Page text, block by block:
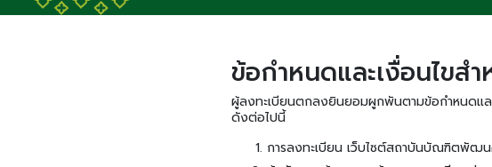
ข้อกําหนดและเงื่อนไขส
ผู้ลงทะเบียนตกลงยินยอมผูกพันตามข้อกําหนดแ
ดังต่อไปนี้
การลงทะเบียน เว็บไซต์สถาบันบัณฑิตพัฒ